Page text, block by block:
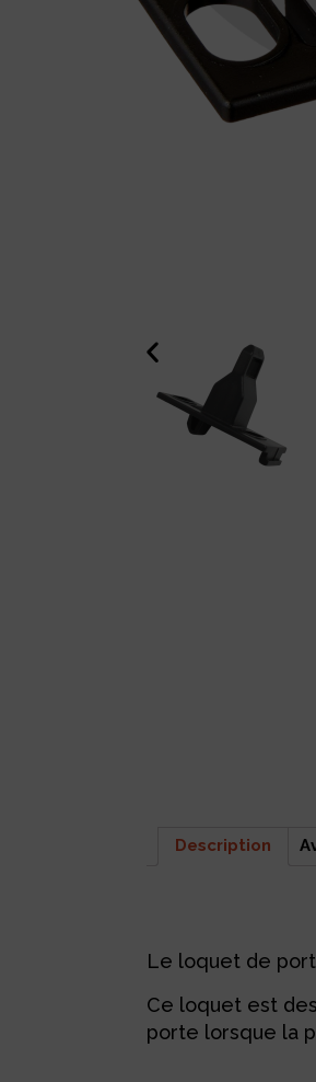
Description
Le loquet de
Ce loquet est
porte lorsque la